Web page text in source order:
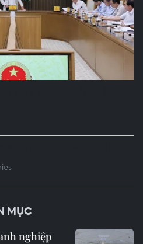
MỤC
nghiệp